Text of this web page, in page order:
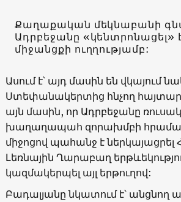
Քաղաքական մեկնաբանի
Ադրբեջանը «կենտրոնացել»
միջանցքի ուղղությամբ:
Ասում է՝ այդ մասին են վկայում
Ստեփանակերտից հնչող
այն մասին, որ Ադրբեջանը
խաղաղապահ զորախմբի
միջոցով պահանջ է
Լեռնային Ղարաբաղ
կազմակերպել այլ երթուղով:
Բադալյանը նկատում է՝ անցնող